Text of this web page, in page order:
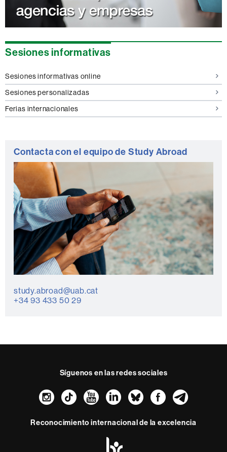
Sesiones informativas
Sesiones informativas online
Sesiones personalizadas
Ferias internacionales
Contacta con el equipo de Study Abroad
study.abroad@uab.cat
+34 93 433 50 29
Síguenos en las redes sociales
Instagram
TikTokYouTube
LinkedIn
Bluesky
Reconocimiento internacional de la excelencia